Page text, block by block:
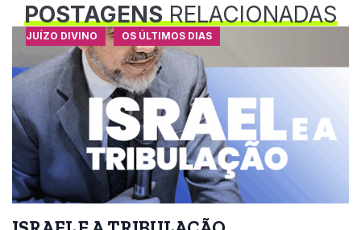
POSTAGENSRELACIONADAS
JUÍZO DIVINO OS ÚLTIMOS DIAS